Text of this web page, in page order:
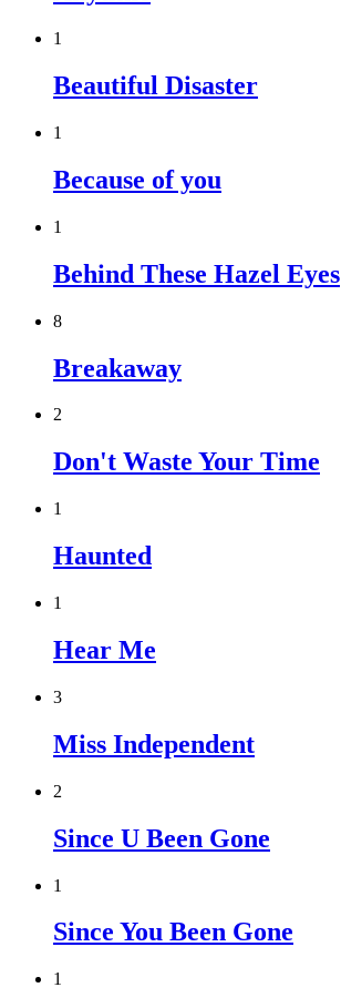
1
Beautiful Disaster
1
Because of you
1
Behind These Hazel Eyes
8
Breakaway
2
Don't Waste Your Time
1
Haunted
1
Hear Me
3
Miss Independent
2
Since U Been Gone
1
Since You Been Gone
1